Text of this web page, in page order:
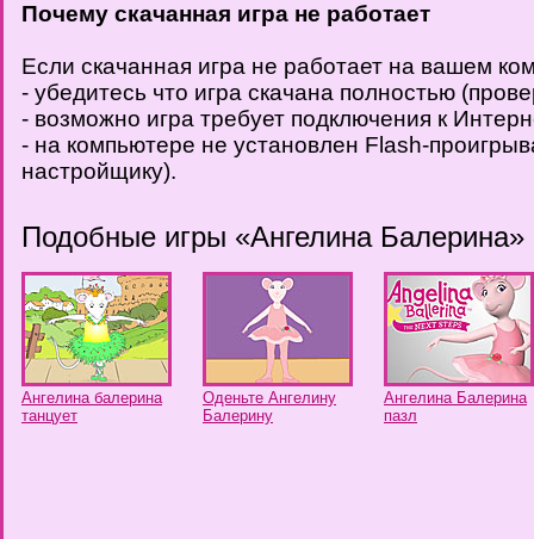
Почему скачанная игра не работает
Если скачанная игра не работает на вашем
- убедитесь что игра скачана полностью
- возможно игра требует подключения к
- на компьютере не установлен Flash-
настройщику).
Подобные игры «Ангелина Балерина»
Ангелина балерина
танцует
Оденьте Ангелину
Балерину
Ангелина Балерина
пазл